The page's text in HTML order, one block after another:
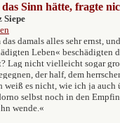
Sinn hätte, fragte
Siepe
damals alles sehr ernst,
Leben« beschädigten
Lag nicht vielleicht sogar
der half, dem
weiß es nicht, wie ich ja auch
selbst noch in den
wende.«